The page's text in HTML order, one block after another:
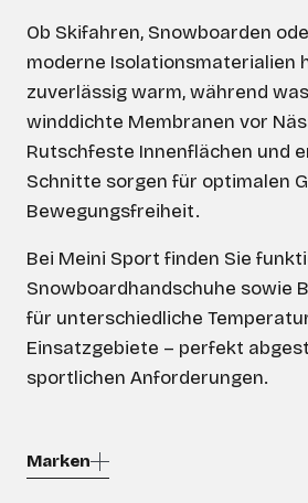
Ob Skifahren, Snowboarden
moderne Isolationsmaterialien
zuverlässig warm, während
winddichte Membranen vor
Rutschfeste Innenflächen und
Schnitte sorgen für optimalen
Bewegungsfreiheit.
Bei Meini Sport finden Sie
Snowboardhandschuhe sowie
für unterschiedliche
Einsatzgebiete – perfekt
sportlichen Anforderungen.
Marken